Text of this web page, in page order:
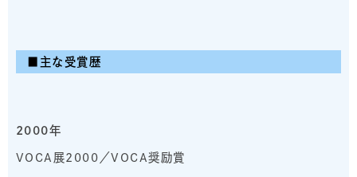
■主な受賞歴
2000年
VOCA展2000／VOCA奨励賞